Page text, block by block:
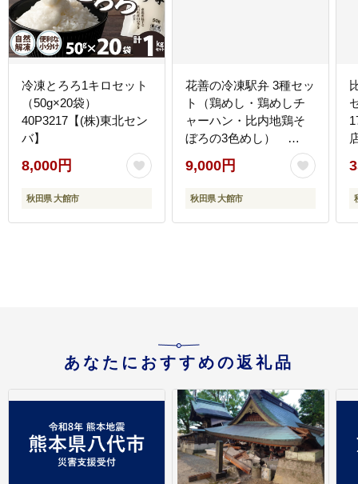
冷凍とろろ1キロセット
（50g×20袋）
40P3217【(株)東北セン
バ】
8,000円
秋田県 大館市
花善の冷凍駅弁 3種セッ
ト（鶏めし・鶏めしチ
ャーハン・比内地鶏そ
ぼろの3色めし）
45P2805【(株)花善】
9,000円
秋田県 大館市
あなたにおすすめの返礼品